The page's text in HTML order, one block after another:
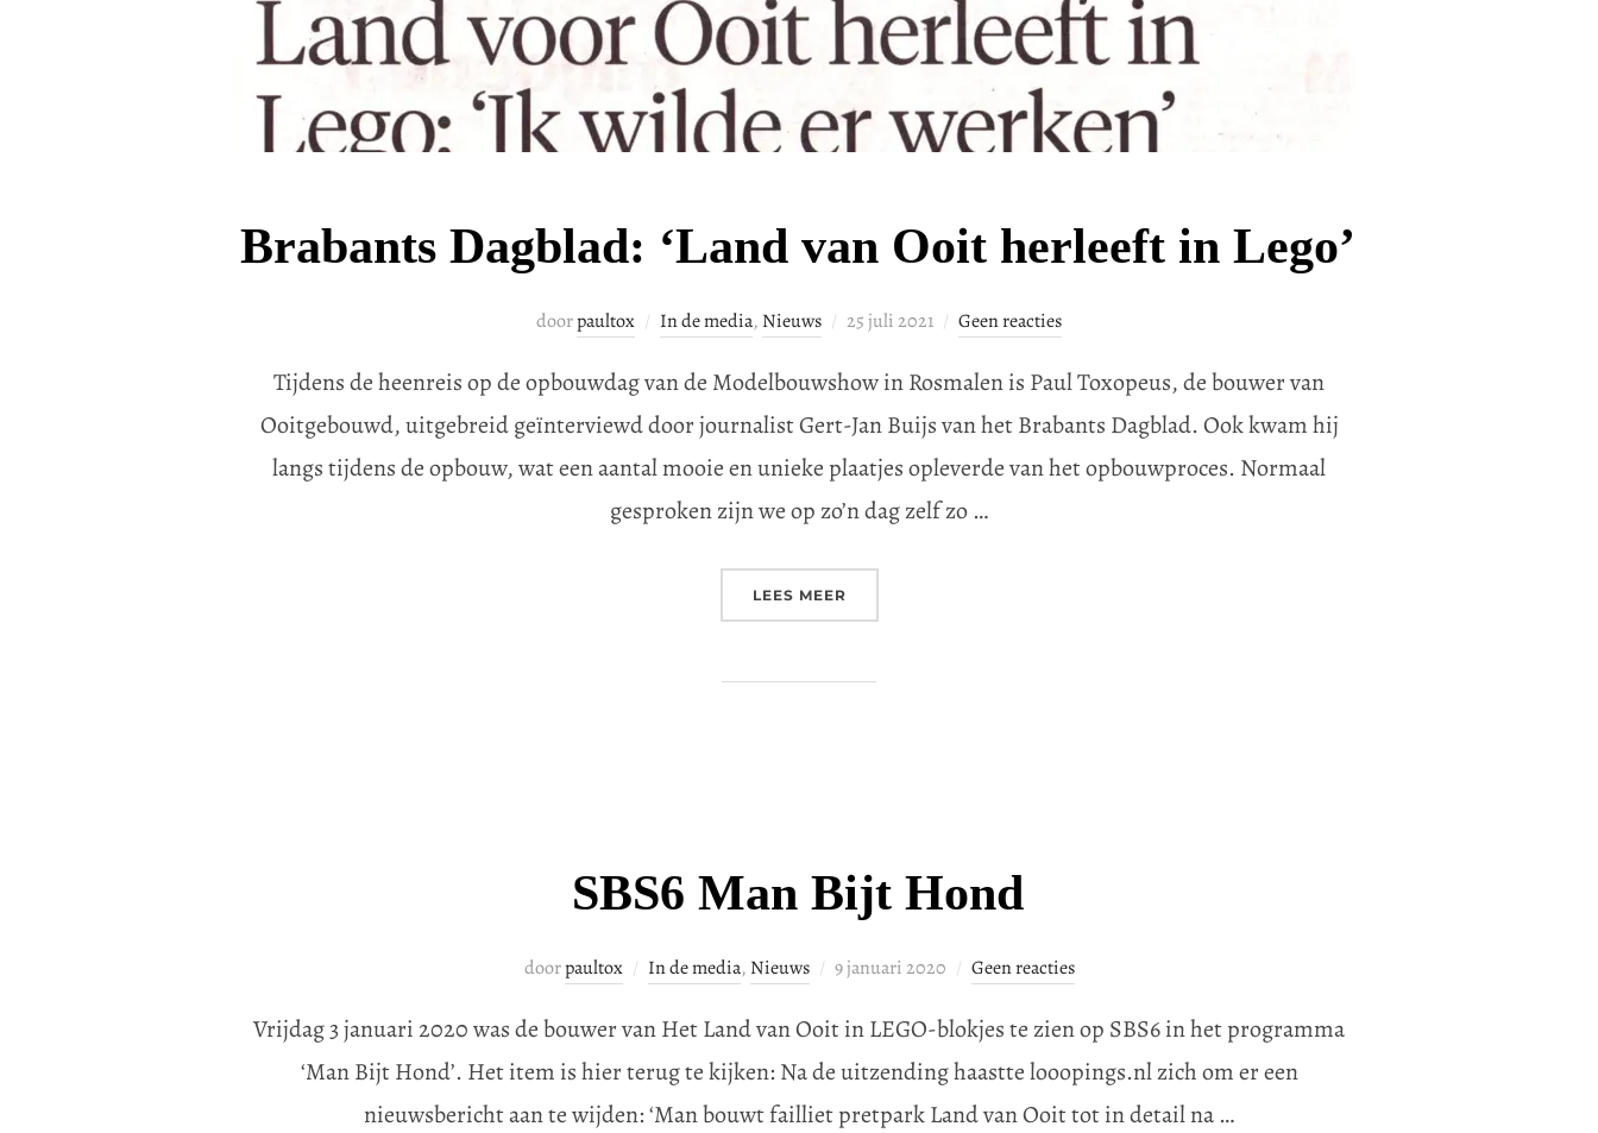
Brabants Dagblad: ‘Land van Ooit herleeft in Lego’
doorpaultox In de media, Nieuws
Geplaatst
25 juli 2021 Geen reacties
Tijdens de heenreis op de opbouwdag van de Modelbouwshow in Rosmalen is Paul Toxopeus, de bouwer van
Ooitgebouwd, uitgebreid geïnterviewd door journalist Gert-Jan Buijs van het Brabants Dagblad. Ook kwam hij
langs tijdens de opbouw, wat een aantal mooie en unieke plaatjes opleverde van het opbouwproces. Normaal
gesproken zijn we op zo’n dag zelf zo …
LEES MEER“BRABANTS DAGBLAD: ‘LAND VAN OOIT HERLEEFT IN LEGO’”
SBS6 Man Bijt Hond
doorpaultox In de media, Nieuws
Geplaatst
9 januari 2020 Geen reacties
Vrijdag 3 januari 2020 was de bouwer van Het Land van Ooit in LEGO-blokjes te zien op SBS6 in het programma
‘Man Bijt Hond’. Het item is hier terug te kijken: Na de uitzending haastte looopings.nl zich om er een
nieuwsbericht aan te wijden: ‘Man bouwt failliet pretpark Land van Ooit tot in detail na …